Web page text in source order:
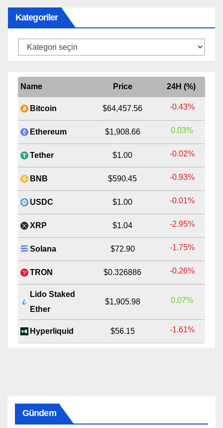
Kategoriler
Kategoriler
Name Price 24H (%)
Bitcoin $64,457.56 -0.43%
Ethereum $1,908.66 0.03%
Tether $1.00 -0.02%
BNB $590.45 -0.93%
USDC $1.00 -0.01%
XRP $1.04 -2.95%
Solana $72.90 -1.75%
TRON $0.326886 -0.26%
Lido Staked
Ether
$1,905.98 0.07%
Hyperliquid $56.15 -1.61%
Gündem